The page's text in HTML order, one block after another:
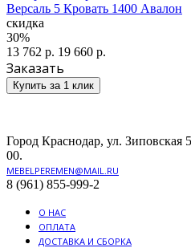
Версаль 5 Кровать 1400 Авалон
скидка
30%
13 762 р. 19 660 р.
Заказать
Купить за 1 клик
Город Краснодар, ул. Зиповская
00.
MEBELPEREMEN@MAIL.RU
8 (961) 855-999-2
О НАС
ОПЛАТА
ДОСТАВКА И СБОРКА